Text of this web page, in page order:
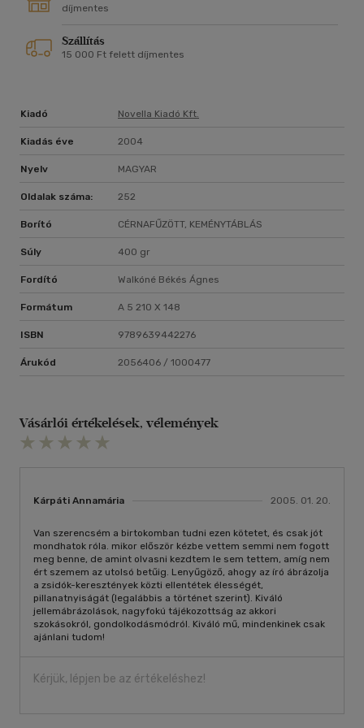
díjmentes
Szállítás
15 000 Ft felett díjmentes
Kiadó Novella Kiadó Kft.
Kiadás éve 2004
Nyelv MAGYAR
Oldalak száma: 252
Borító CÉRNAFŰZÖTT, KEMÉNYTÁBLÁS
Súly 400 gr
Fordító Walkóné Békés Ágnes
Formátum A 5 210 X 148
ISBN 9789639442276
Árukód 2056406 / 1000477
Vásárlói értékelések, vélemények
Kárpáti Annamária 2005. 01. 20.
Van szerencsém a birtokomban tudni ezen kötetet, és csak jót
mondhatok róla. mikor először kézbe vettem semmi nem fogott
meg benne, de amint olvasni kezdtem le sem tettem, amíg nem
ért szemem az utolsó betűig. Lenyűgöző, ahogy az író ábrázolja
a zsidók-keresztények közti ellentétek élességét,
pillanatnyiságát (legalábbis a történet szerint). Kiváló
jellemábrázolások, nagyfokú tájékozottság az akkori
szokásokról, gondolkodásmódról. Kiváló mű, mindenkinek csak
ajánlani tudom!
Kérjük, lépjen be az értékeléshez!